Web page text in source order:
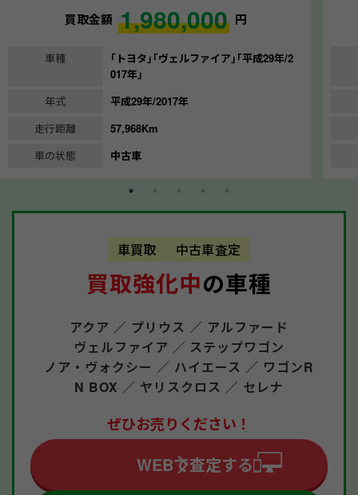
買取金額 1,980,000 円
車種
｢トヨタ｣｢ヴェルファイア｣｢平成29年/2
017年｣
年式
平成29年/2017年
走行距離
57,968Km
車の状態
中古車
車買取 中古車査定
買取強化中の車種
アクア ／ プリウス ／ アルファード
ヴェルファイア ／ ステップワゴン
ノア・ヴォクシー ／ ハイエース ／ ワゴンR
N BOX ／ ヤリスクロス ／ セレナ
ぜひお売りください！
WEBで査定する